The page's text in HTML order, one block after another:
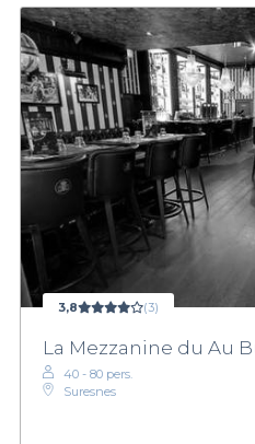
3,8 (3)
La Mezzanine du Au
40 - 80 pers.
Suresnes